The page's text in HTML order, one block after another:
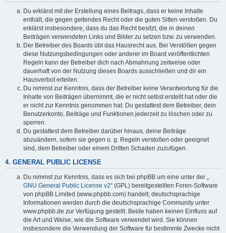
Du erklärst mit der Erstellung eines Beitrags, dass er keine Inhalte
enthält, die gegen geltendes Recht oder die guten Sitten verstoßen. Du
erklärst insbesondere, dass du das Recht besitzt, die in deinen
Beiträgen verwendeten Links und Bilder zu setzen bzw. zu verwenden.
Der Betreiber des Boards übt das Hausrecht aus. Bei Verstößen gegen
diese Nutzungsbedingungen oder anderer im Board veröffentlichten
Regeln kann der Betreiber dich nach Abmahnung zeitweise oder
dauerhaft von der Nutzung dieses Boards ausschließen und dir ein
Hausverbot erteilen.
Du nimmst zur Kenntnis, dass der Betreiber keine Verantwortung für die
Inhalte von Beiträgen übernimmt, die er nicht selbst erstellt hat oder die
er nicht zur Kenntnis genommen hat. Du gestattest dem Betreiber, dein
Benutzerkonto, Beiträge und Funktionen jederzeit zu löschen oder zu
sperren.
Du gestattest dem Betreiber darüber hinaus, deine Beiträge
abzuändern, sofern sie gegen o. g. Regeln verstoßen oder geeignet
sind, dem Betreiber oder einem Dritten Schaden zuzufügen.
4. GENERAL PUBLIC LICENSE
Du nimmst zur Kenntnis, dass es sich bei phpBB um eine unter der „
GNU General Public License v2“ (GPL) bereitgestellten Foren-Software
von phpBB Limited (www.phpbb.com) handelt; deutschsprachige
Informationen werden durch die deutschsprachige Community unter
www.phpbb.de zur Verfügung gestellt. Beide haben keinen Einfluss auf
die Art und Weise, wie die Software verwendet wird. Sie können
insbesondere die Verwendung der Software für bestimmte Zwecke nicht